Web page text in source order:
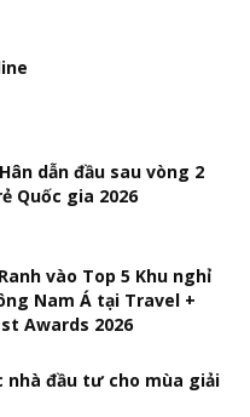
dẫn đầu sau vòng 2
Quốc gia 2026
vào Top 5 Khu nghỉ
Nam Á tại Travel +
Awards 2026
nhà đầu tư cho mùa giải